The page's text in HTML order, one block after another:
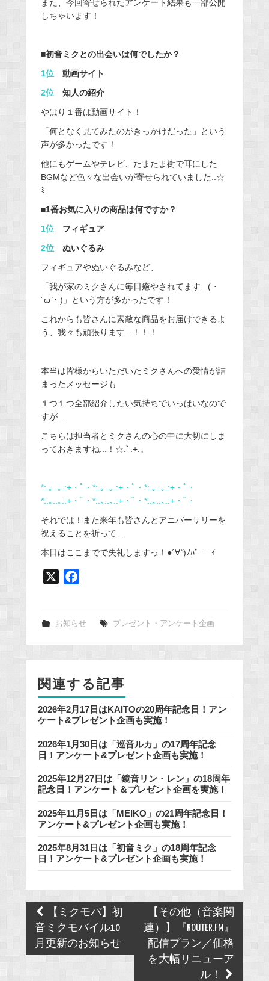
また、今回寄せられたアンケート結果も一部公開
しちゃいます！
■初音ミクとの出会いは何でしたか？
1位動画サイト
2位知人の紹介
やはり１番は動画サイト！
「何となく見てみたのがきっかけだった」という
声が多かったです！
他にもゲームやテレビ、たまたま街で耳にした
BGMなど色々な出会いが寄せられていました..☆
ﾐ
■1番お気に入りの商品は何ですか？
1位フィギュア
2位ぬいぐるみ
フィギュアやぬいぐるみなど、
「我が家のミクさんに毎日癒やされてます...( ･
´ω`･ )」という方が多かったです！
これからも皆さんに素敵な商品をお届けできるよ
う、我々も頑張ります...！！！
本当は皆様からいただいたミクさんへの愛情が詰
まったメッセージも
１つ１つ全部紹介したい気持ちでいっぱいなので
すが...
こちらは担当者とミクさんの心の中に大切にしま
っておきますね...！☆.ﾟ.+:。
*:.｡..｡.:+・ﾟ・*:.｡..｡.:+・ﾟ・*:.｡..｡.:+・ﾟ・
*:.｡..｡.:+・ﾟ・*:.｡..｡.:+・ﾟ・*:.｡..｡.:+・ﾟ・
それでは！また来年も皆さんとアニバーサリーを
祝えることを祈って...
本日はここまでで失礼しますっ！●´∀`)ﾉﾊﾞｰｰｰｲ
e
k
お知らせ プレゼント・アンケート企画
関連する記事
2026年2月17日はKAITOの20周年記念日！アン
ケート&プレゼント企画も実施！
2026年1月30日は「巡音ルカ」の17周年記念
日！アンケート&プレゼント企画も実施！
2025年12月27日は「鏡音リン・レン」の18周年
記念日！アンケート＆プレゼント企画を実施！
2025年11月5日は「MEIKO」の21周年記念日！
アンケート&プレゼント企画も実施！
2025年8月31日は「初音ミク」の18周年記念
日！アンケート&プレゼント企画も実施！
Post
navigation
【ミクモバ】初
音ミクモバイル10
月更新のお知らせ
【その他（音楽関
連）】『ROUTER.FM』
配信プラン／価格
を大幅リニューア
ル！